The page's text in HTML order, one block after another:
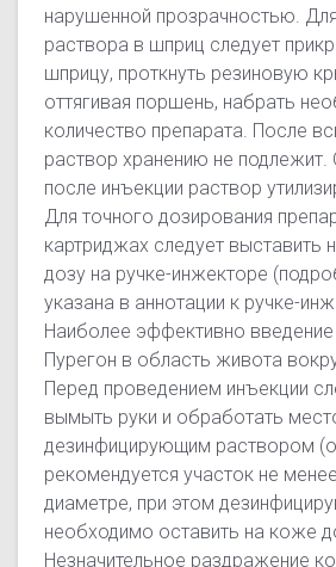
нарушенной прозрачностью.
раствора в шприц следует
шприцу, проткнуть резиновую
оттягивая поршень, набрать
количество препарата. После
раствор хранению не подлежит.
после инъекции раствор
Для точного дозирования
картриджах следует выставить
дозу на ручке-инжекторе
указана в аннотации к ручке-
Наиболее эффективно
Пурегон в область живота
Перед проведением инъекции
вымыть руки и обработать
дезинфицирующим раствором
рекомендуется участок не
диаметре, при этом
необходимо оставить на коже
Незначительное раздражение